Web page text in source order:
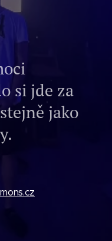
si jde za
jako